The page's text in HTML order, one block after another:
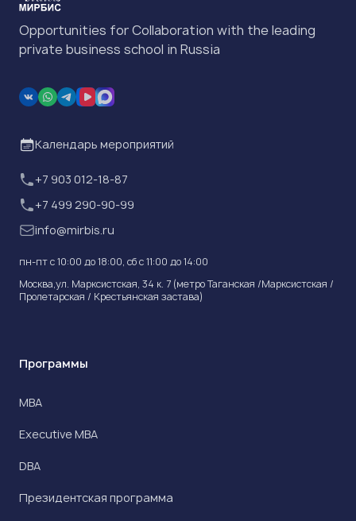
Opportunities for Collaboration with the leading
private business school in Russia
Календарь мероприятий
+7 903 012-18-87
+7 499 290-90-99
info@mirbis.ru
пн-пт с 10:00 до 18:00, cб с 11:00 до 14:00
Москва,ул. Марксистская, 34 к. 7 (метро Таганская /Марксистская /
Пролетарская / Крестьянская застава)
Программы
МВА
Executive MBA
DBA
Президентская программа